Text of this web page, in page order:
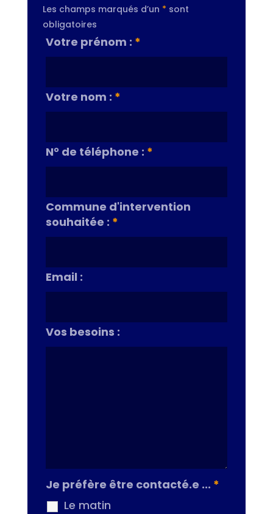
Les champs marqués d’un * sont
obligatoires
Votre prénom : *
Votre nom : *
N° de téléphone : *
Commune d'intervention
souhaitée : *
Email :
Vos besoins :
Je préfère être contacté.e ... *
Le matin